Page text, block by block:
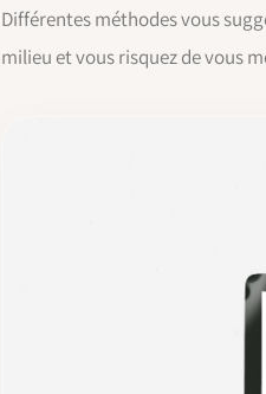
Différentes méthodes vous
milieu et vous risquez de vous